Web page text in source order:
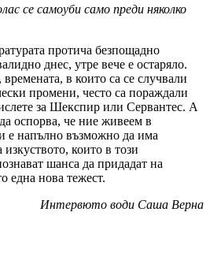
се самоуби само преди няколко
протича безпощадно
днес, утре вече е остаряло.
в които са се случвали
промени, често са пораждали
за Шекспир или Сервантес. А
оспорва, че ние живеем в
е напълно възможно да има
които в този
шанса да придадат на
една нова тежест.
Интервюто води Саша Верна